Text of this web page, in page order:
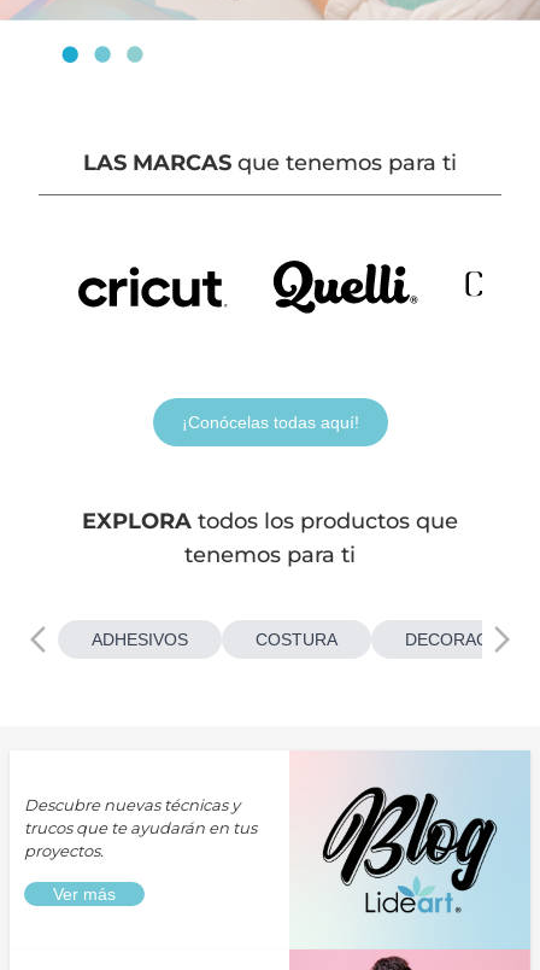
LAS MARCAS que tenemos para ti
¡Conócelas todas aquí!
EXPLORA todos los productos que
tenemos para ti
ADHESIVOS COSTURA
Descubre nuevas técnicas y
trucos que te ayudarán en tus
proyectos.
Ver más